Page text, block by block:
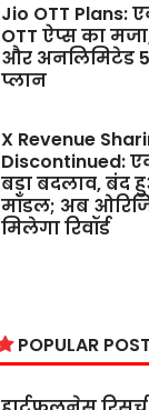
Jio OTT Plans:
OTT ऐप्स का
और अनलिमिटेड
प्लान
X Revenue
Discontinued:
बड़ा बदलाव, बंद
मॉडल; अब
मिलेगा रिवॉर्ड
POPULAR